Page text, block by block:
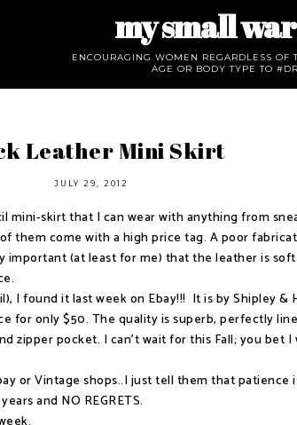
my small
ENCOURAGING WOMEN REGARDLESS OF
AGE OR BODY TYPE TO
Leather Mini Skirt
JULY 29, 2012
skirt that I can wear with anything from
them come with a high price tag. A poor
important (at least for me) that the leather is
I found it last week on Ebay!!! It is by Shipley &
for only $50. The quality is superb, perfectly
zipper pocket. I can't wait for this Fall; you bet
or Vintage shops..I just tell them that patience
and NO REGRETS.